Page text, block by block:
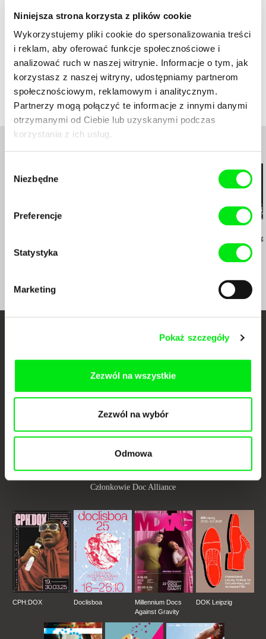
Niniejsza strona korzysta z plików cookie
Wykorzystujemy pliki cookie do spersonalizowania treści
i reklam, aby oferować funkcje społecznościowe i
analizować ruch w naszej witrynie. Informacje o tym, jak
korzystasz z naszej witryny, udostępniamy partnerom
społecznościowym, reklamowym i analitycznym.
Partnerzy mogą połączyć te informacje z innymi danymi
otrzymanymi od Ciebie lub uzyskanymi podczas
korzystania z ich usług.
zgody
Niezbędne
Preferencje
Statystyka
Marketing
Pokaż szczegóły
Zezwól na wszystkie
Zezwól na wybór
Odmowa
Czas trwania
112 min ( 91+ min.)
Rok
2014
Kraj
Słowacja
Kolor
Kolor
Produkcja
Filmpark production s.r.o.
Bajkalská 7A
831 04 Bratislava
Słowacja
www:
Dystrybucja
MPhilms
Horná 5
83152 Bratislava
Słowacja
www:http://www.mphilms.sk/
Podobne filmy (20)
Life in
Twoje kino
dokumentalne online
Nowe festiwalowe filmy
każdego tygodnia
współpracy 7 europejskich festiwali kina dokumentalnego. Naszym celem
różnorodność i promować wartościowe autorskie filmy.
Członkowie Doc Alliance
CPH:DOX Doclisboa
Millennium Docs
Against Gravity
DOK Leipzig